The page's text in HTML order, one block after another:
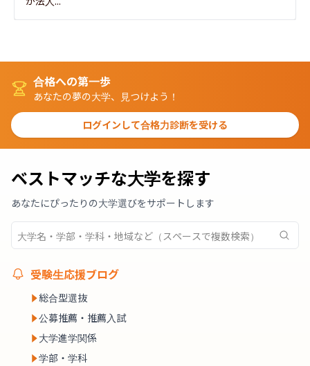
合格への第一歩
あなたの夢の大学、見つけよう！
ログインして合格力診断を受ける
ベストマッチな大学を探す
あなたにぴったりの大学選びをサポートします
受験生応援ブログ
総合型選抜
公募推薦・推薦入試
大学進学関係
学部・学科